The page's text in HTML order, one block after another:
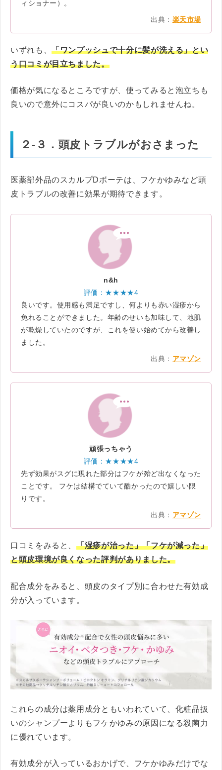
ィショナー）。
出典： 楽天市場
いずれも、「ワンプッシュで十分に髪が洗える」とい
う口コミが目立ちました。
価格が気になるところですが、使ってみると泡立ちも
良いので意外にコスパが良いのかもしれませんね。
２-３．頭皮トラブルがおさまった
医薬部外品のスカルプDボーテは、フケかゆみなど頭
皮トラブルの改善に効果が期待できます。
n&h
評価：★★★★4
良いです。使用感も満足ですし、何よりも赤い湿疹から
免れることができました。年齢のせいも加味して、地肌
が乾燥していたのですが、これを使い始めてから改善し
ました。
出典： アマゾン
頑張っちゃう
評価：★★★★4
先ず効果がスグに現れた部分はフケが殆ど出なくなった
ことです。 フケは結構でていて酷かったので嬉しい限
りです。
出典： アマゾン
口コミをみると、「湿疹が治った」「フケが減った」
と頭皮環境が良くなった評判がありました。
配合成分をみると、頭皮のタイプ別に合わせた有効成
分が入っています。
これらの成分は薬用成分ともいわれていて、化粧品扱
いのシャンプーよりもフケかゆみの原因になる殺菌力
に優れています。
有効成分が入っているおかげで、フケかゆみだけでな